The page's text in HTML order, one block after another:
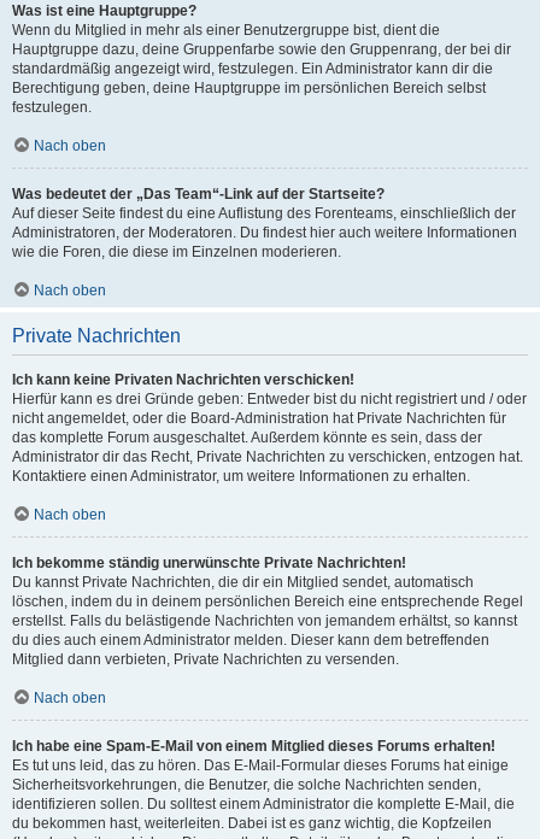
Was ist eine Hauptgruppe?
Wenn du Mitglied in mehr als einer Benutzergruppe bist, dient die
Hauptgruppe dazu, deine Gruppenfarbe sowie den Gruppenrang, der bei dir
standardmäßig angezeigt wird, festzulegen. Ein Administrator kann dir die
Berechtigung geben, deine Hauptgruppe im persönlichen Bereich selbst
festzulegen.
Nach oben
Was bedeutet der „Das Team“-Link auf der Startseite?
Auf dieser Seite findest du eine Auflistung des Forenteams, einschließlich der
Administratoren, der Moderatoren. Du findest hier auch weitere Informationen
wie die Foren, die diese im Einzelnen moderieren.
Nach oben
Private Nachrichten
Ich kann keine Privaten Nachrichten verschicken!
Hierfür kann es drei Gründe geben: Entweder bist du nicht registriert und / oder
nicht angemeldet, oder die Board-Administration hat Private Nachrichten für
das komplette Forum ausgeschaltet. Außerdem könnte es sein, dass der
Administrator dir das Recht, Private Nachrichten zu verschicken, entzogen hat.
Kontaktiere einen Administrator, um weitere Informationen zu erhalten.
Nach oben
Ich bekomme ständig unerwünschte Private Nachrichten!
Du kannst Private Nachrichten, die dir ein Mitglied sendet, automatisch
löschen, indem du in deinem persönlichen Bereich eine entsprechende Regel
erstellst. Falls du belästigende Nachrichten von jemandem erhältst, so kannst
du dies auch einem Administrator melden. Dieser kann dem betreffenden
Mitglied dann verbieten, Private Nachrichten zu versenden.
Nach oben
Ich habe eine Spam-E-Mail von einem Mitglied dieses Forums erhalten!
Es tut uns leid, das zu hören. Das E-Mail-Formular dieses Forums hat einige
Sicherheitsvorkehrungen, die Benutzer, die solche Nachrichten senden,
identifizieren sollen. Du solltest einem Administrator die komplette E-Mail, die
du bekommen hast, weiterleiten. Dabei ist es ganz wichtig, die Kopfzeilen